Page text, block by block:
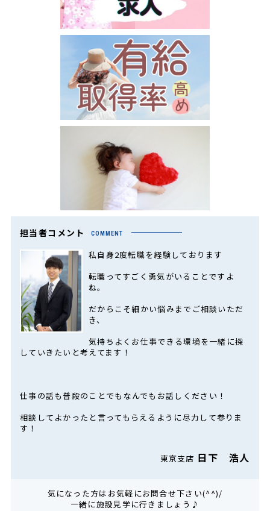
担当者コメント COMMENT
私自身2度転職を経験しております
転職ってすごく勇気がいることですよ
ね。
だからこそ細かい悩みまでご相談いただ
き、
気持ちよくお仕事できる環境を一緒に探
していきたいと考えてます！
仕事の話も普段のことでもなんでもお話しください！
相談してよかったと言ってもらえるように尽力して参りま
す！
東京支店 日下 浩人
気になった方はお気軽にお問合せ下さい(^^)/
一緒に施設見学に行きましょう♪